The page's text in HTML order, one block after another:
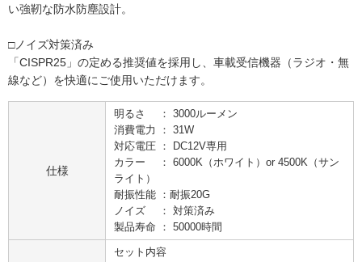
い強靭な防水防塵設計。
□ノイズ対策済み
「CISPR25」の定める推奨値を採用し、車載受信機器（ラジオ・無
線など）を快適にご使用いただけます。
仕様
明るさ ： 3000ルーメン
消費電力 ： 31W
対応電圧 ： DC12V専用
カラー ： 6000K（ホワイト）or 4500K（サン
ライト）
耐振性能 ：耐振20G
ノイズ ： 対策済み
製品寿命 ： 50000時間
セット内容